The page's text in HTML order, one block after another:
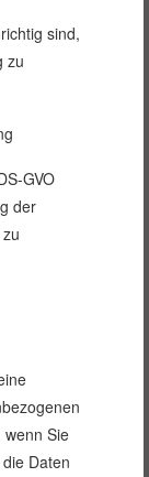
sind,
zu
GVO
der
wenn Sie
Daten